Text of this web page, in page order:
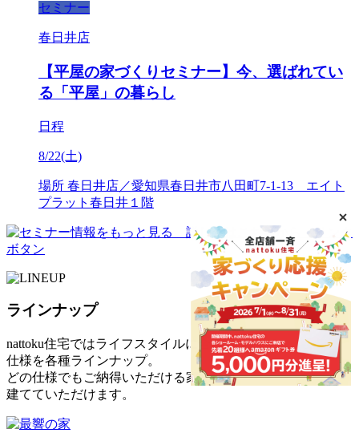
セミナー
春日井店
【平屋の家づくりセミナー】今、選ばれてい
る「平屋」の暮らし
日程
8/22(土)
場所 春日井店／愛知県春日井市八田町7-1-13 エイト
プラット春日井１階
ラインナップ
nattoku住宅ではライフスタイルに合わせた
仕様を各種ラインナップ。
どの仕様でもご納得いただける家を
建てていただけます。